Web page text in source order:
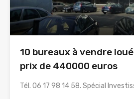
10 bureaux à vendre
prix de 440000 euros
Tél. 06 17 98 14 58. Spécial